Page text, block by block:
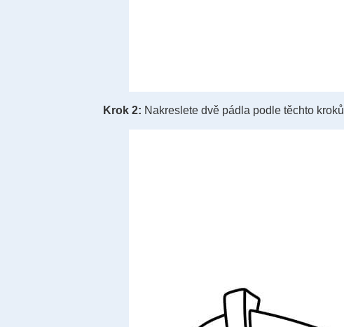
Krok 2: Nakreslete dvě pádla podle těchto kroků